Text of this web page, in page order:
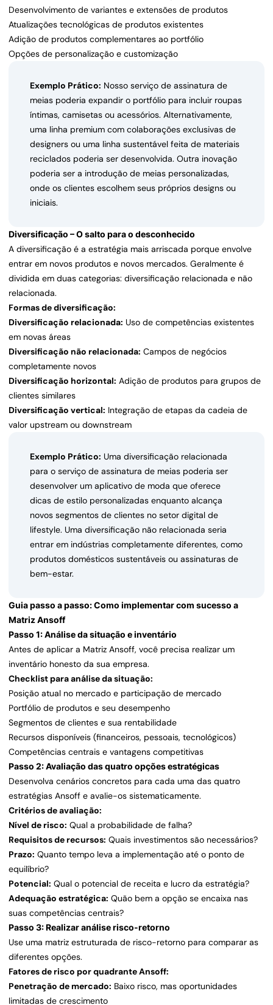
Desenvolvimento de variantes e extensões de produtos
Atualizações tecnológicas de produtos existentes
Adição de produtos complementares ao portfólio
Opções de personalização e customização
Exemplo Prático: Nosso serviço de assinatura de
meias poderia expandir o portfólio para incluir roupas
íntimas, camisetas ou acessórios. Alternativamente,
uma linha premium com colaborações exclusivas de
designers ou uma linha sustentável feita de materiais
reciclados poderia ser desenvolvida. Outra inovação
poderia ser a introdução de meias personalizadas,
onde os clientes escolhem seus próprios designs ou
iniciais.
Diversificação – O salto para o desconhecido
A diversificação é a estratégia mais arriscada porque envolve
entrar em novos produtos e novos mercados. Geralmente é
dividida em duas categorias: diversificação relacionada e não
relacionada.
Formas de diversificação:
Diversificação relacionada: Uso de competências existentes
em novas áreas
Diversificação não relacionada: Campos de negócios
completamente novos
Diversificação horizontal: Adição de produtos para grupos de
clientes similares
Diversificação vertical: Integração de etapas da cadeia de
valor upstream ou downstream
Exemplo Prático: Uma diversificação relacionada
para o serviço de assinatura de meias poderia ser
desenvolver um aplicativo de moda que oferece
dicas de estilo personalizadas enquanto alcança
novos segmentos de clientes no setor digital de
lifestyle. Uma diversificação não relacionada seria
entrar em indústrias completamente diferentes, como
produtos domésticos sustentáveis ou assinaturas de
bem-estar.
Guia passo a passo: Como implementar com sucesso a
Matriz Ansoff
Passo 1: Análise da situação e inventário
Antes de aplicar a Matriz Ansoff, você precisa realizar um
inventário honesto da sua empresa.
Checklist para análise da situação:
Posição atual no mercado e participação de mercado
Portfólio de produtos e seu desempenho
Segmentos de clientes e sua rentabilidade
Recursos disponíveis (financeiros, pessoais, tecnológicos)
Competências centrais e vantagens competitivas
Passo 2: Avaliação das quatro opções estratégicas
Desenvolva cenários concretos para cada uma das quatro
estratégias Ansoff e avalie-os sistematicamente.
Critérios de avaliação:
Nível de risco: Qual a probabilidade de falha?
Requisitos de recursos: Quais investimentos são necessários?
Prazo: Quanto tempo leva a implementação até o ponto de
equilíbrio?
Potencial: Qual o potencial de receita e lucro da estratégia?
Adequação estratégica: Quão bem a opção se encaixa nas
suas competências centrais?
Passo 3: Realizar análise risco-retorno
Use uma matriz estruturada de risco-retorno para comparar as
diferentes opções.
Fatores de risco por quadrante Ansoff:
Penetração de mercado: Baixo risco, mas oportunidades
limitadas de crescimento